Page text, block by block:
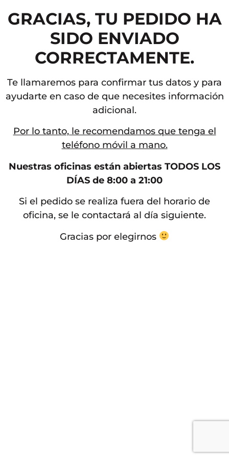
GRACIAS, TU PEDIDO HA
SIDO ENVIADO
CORRECTAMENTE.
Te llamaremos para confirmar tus datos y para
ayudarte en caso de que necesites información
adicional.
Por lo tanto, le recomendamos que tenga el
teléfono móvil a mano.
Nuestras oficinas están abiertas TODOS LOS
DÍAS de 8:00 a 21:00
Si el pedido se realiza fuera del horario de
oficina, se le contactará al día siguiente.
Gracias por elegirnos